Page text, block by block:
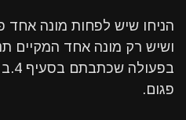
הניחו שיש לפחות מונה אחד
ושיש רק מונה אחד המקיים
פגום.